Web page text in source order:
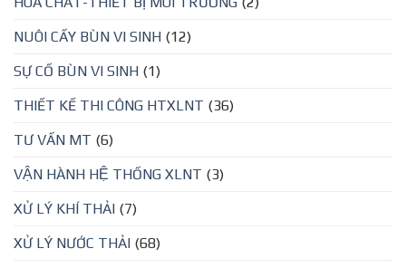
NUÔI CẤY BÙN VI SINH (12)
SỰ CỐ BÙN VI SINH (1)
THIẾT KẾ THI CÔNG HTXLNT (36)
TƯ VẤN MT (6)
VẬN HÀNH HỆ THỐNG XLNT (3)
XỬ LÝ KHÍ THẢI (7)
XỬ LÝ NƯỚC THẢI (68)